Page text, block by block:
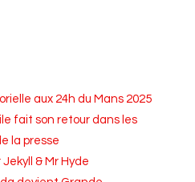
aux 24h du Mans 2025
fait son retour dans les
la presse
& Mr Hyde